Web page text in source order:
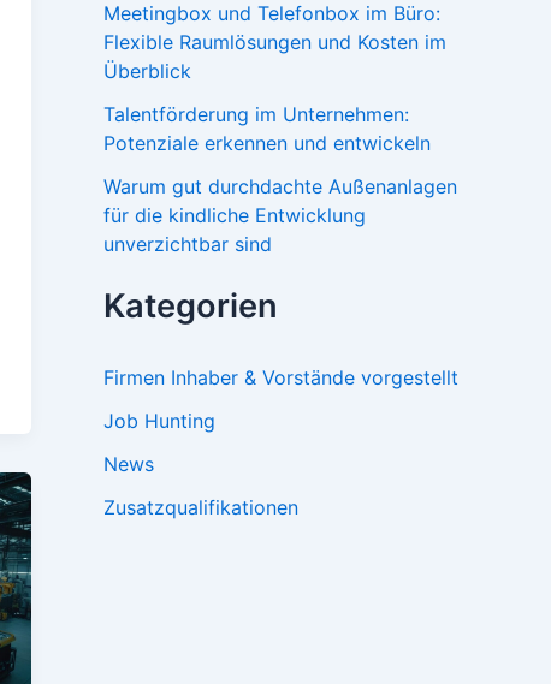
Meetingbox und Telefonbox im Büro:
Flexible Raumlösungen und Kosten im
Überblick
Talentförderung im Unternehmen:
Potenziale erkennen und entwickeln
Warum gut durchdachte Außenanlagen
für die kindliche Entwicklung
unverzichtbar sind
Kategorien
Firmen Inhaber & Vorstände vorgestellt
Job Hunting
News
Zusatzqualifikationen